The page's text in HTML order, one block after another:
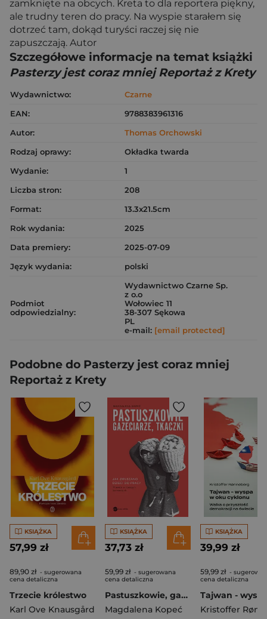
zamknięte na obcych. Kreta to dla reportera piękny,
ale trudny teren do pracy. Na wyspie starałem się
dotrzeć tam, dokąd turyści raczej się nie
zapuszczają. Autor
Szczegółowe informacje na temat książki
Pasterzy jest coraz mniej Reportaż z Krety
Wydawnictwo:
Czarne
EAN:
9788383961316
Autor:
Thomas Orchowski
Rodzaj oprawy:
Okładka twarda
Wydanie:
1
Liczba stron:
208
Format:
13.3x21.5cm
Rok wydania:
2025
Data premiery:
2025-07-09
Język wydania:
polski
Podmiot
odpowiedzialny:
Wydawnictwo Czarne Sp.
z o.o
Wołowiec 11
38-307 Sękowa
PL
e-mail: [email protected]
Podobne do Pasterzy jest coraz mniej
Reportaż z Krety
KSIĄŻKA
57,99 zł
89,90 zł - sugerowana
cena detaliczna
Trzecie królestwo
Karl Ove Knausgård
KSIĄŻKA
37,73 zł
59,99 zł - sugerowana
cena detaliczna
Pastuszkowie, gazeciarze, tkaczki. Jak zmuszano dzieci do pracy
Magdalena Kopeć
KSIĄŻKA
39,99 zł
59,99 zł -
cena detaliczna